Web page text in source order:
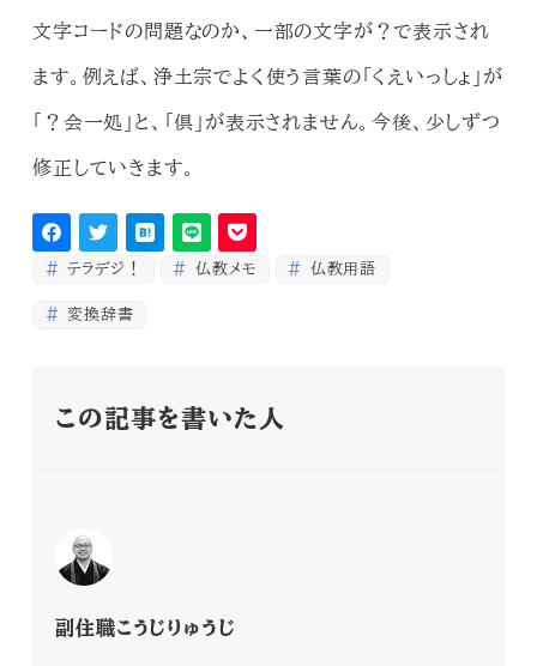
文字コードの問題なのか、一部の文字が？で表示され
ます。例えば、浄土宗でよく使う言葉の「くえいっしょ」が
「？会一処」と、「倶」が表示されません。今後、少しずつ
修正していきます。
テラデジ！ 仏教メモ 仏教用語
変換辞書
この記事を書いた人
副住職こうじりゅうじ